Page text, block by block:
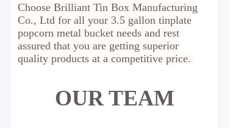
Choose Brilliant Tin Box Manufacturing
Co., Ltd for all your 3.5 gallon tinplate
popcorn metal bucket needs and rest
assured that you are getting superior
quality products at a competitive price.
OUR TEAM